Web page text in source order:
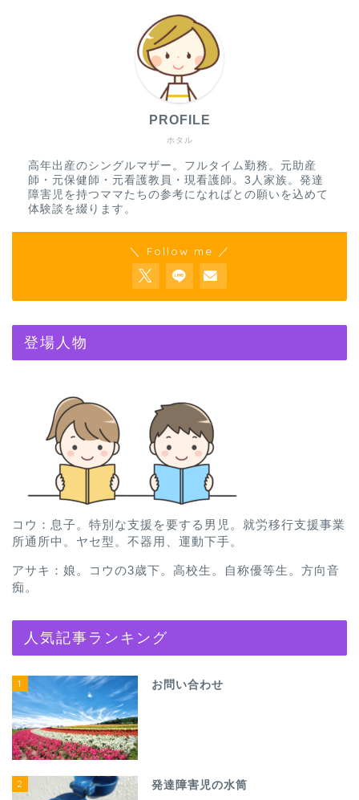
ホタル
PROFILE
高年出産のシングルマザー。フルタイム勤務。元助産
師・元保健師・元看護教員・現看護師。3人家族。発達
障害児を持つママたちの参考になればとの願いを込めて
体験談を綴ります。
＼ Follow me ／
登場人物
コウ：息子。特別な支援を要する男児。就労移行支援事業
所通所中。ヤセ型。不器用、運動下手。
アサキ：娘。コウの3歳下。高校生。自称優等生。方向音
痴。
人気記事ランキング
1 お問い合わせ
2 発達障害児の水筒